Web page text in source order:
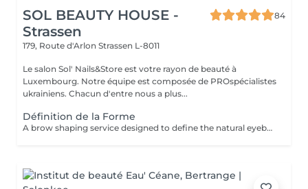
SOL BEAUTY HOUSE -
Strassen
84
179, Route d'Arlon Strassen L-8011
Le salon Sol' Nails&Store est votre rayon de beauté à
Luxembourg. Notre équipe est composée de PROspécialistes
ukrainiens. Chacun d'entre nous a plus...
Définition de la Forme
A brow shaping service designed to define the natural eyebrow line and create a cleaner, more balanced look. The treatment includes defining the brow shape and removing unwanted hair for a refined result. Result: well-defined eyebrows that frame the face beautifully. Recommended frequency: every 3 to 4 weeks.